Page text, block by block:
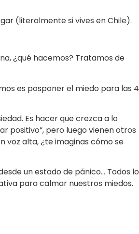
(literalmente si vives en Chile).
¿qué hacemos? Tratamos de
es posponer el miedo para las 4
Es hacer que crezca a lo
positivo”, pero luego vienen otros
voz alta, ¿te imaginas cómo se
un estado de pánico… Todos lo
para calmar nuestros miedos.